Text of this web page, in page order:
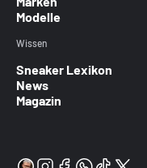
Modelle
Wissen
Sneaker Lexikon
News
Magazin